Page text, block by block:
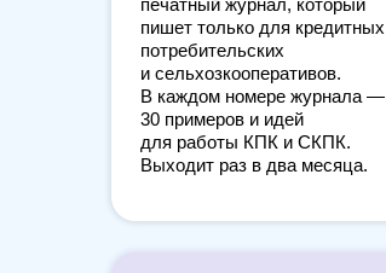
печатный журнал, который
пишет только для кредитных
потребительских
и сельхозкооперативов.
В каждом номере журнала —
30 примеров и идей
для работы КПК и СКПК.
Выходит раз в два месяца.